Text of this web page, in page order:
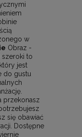
w
Obraz -
szeroki to
jest
do gustu
przekonasz
się obawiać
Dostępne